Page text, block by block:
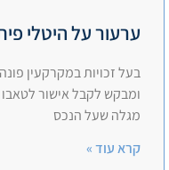
ערעור על היטלי
בעל זכויות במקרקעין
ומבקש לקבל אישור
מגלה שעל הנכס
קרא עוד »